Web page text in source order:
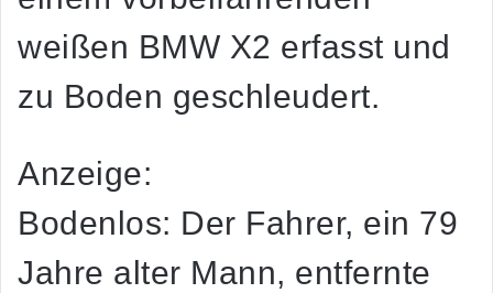
weißen BMW X2 erfasst und
zu Boden geschleudert.
Anzeige:
Bodenlos: Der Fahrer, ein 79
Jahre alter Mann, entfernte